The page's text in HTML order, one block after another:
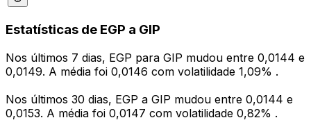
Estatísticas de EGP a GIP
Nos últimos 7 dias, EGP para GIP mudou entre 0,0144 e
0,0149. A média foi 0,0146 com volatilidade 1,09% .
Nos últimos 30 dias, EGP a GIP mudou entre 0,0144 e
0,0153. A média foi 0,0147 com volatilidade 0,82% .